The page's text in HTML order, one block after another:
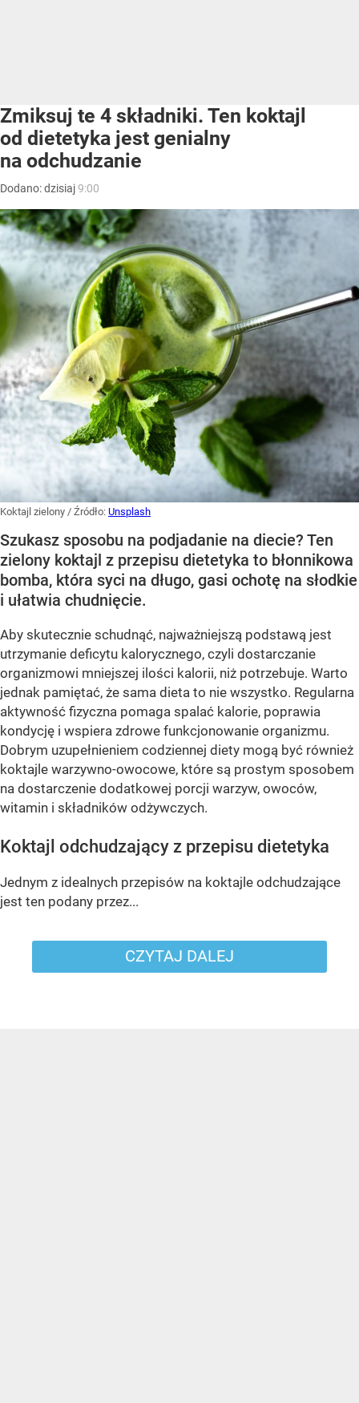
Zmiksuj te 4 składniki. Ten koktajl
od dietetyka jest genialny
na odchudzanie
Dodano:dzisiaj9:00
Koktajl zielony / Źródło: Unsplash
Szukasz sposobu na podjadanie na diecie? Ten
zielony koktajl z przepisu dietetyka to błonnikowa
bomba, która syci na długo, gasi ochotę na słodkie
i ułatwia chudnięcie.
Aby skutecznie schudnąć, najważniejszą podstawą jest
utrzymanie deficytu kalorycznego, czyli dostarczanie
organizmowi mniejszej ilości kalorii, niż potrzebuje. Warto
jednak pamiętać, że sama dieta to nie wszystko. Regularna
aktywność fizyczna pomaga spalać kalorie, poprawia
kondycję i wspiera zdrowe funkcjonowanie organizmu.
Dobrym uzupełnieniem codziennej diety mogą być również
koktajle warzywno-owocowe, które są prostym sposobem
na dostarczenie dodatkowej porcji warzyw, owoców,
witamin i składników odżywczych.
Koktajl odchudzający z przepisu dietetyka
Jednym z idealnych przepisów na koktajle odchudzające
jest ten podany przez...
CZYTAJ DALEJ